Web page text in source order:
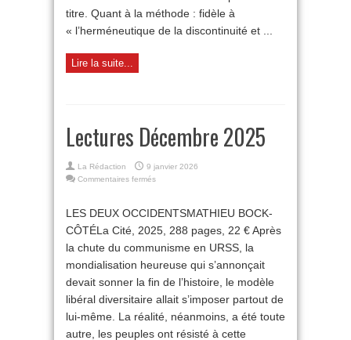
titre. Quant à la méthode : fidèle à
« l’herméneutique de la discontinuité et ...
Lire la suite...
Lectures Décembre 2025
La Rédaction
9 janvier 2026
Commentaires fermés
2025
LES DEUX OCCIDENTSMATHIEU BOCK-
CÔTÉLa Cité, 2025, 288 pages, 22 € Après
la chute du communisme en URSS, la
mondialisation heureuse qui s’annonçait
devait sonner la fin de l’histoire, le modèle
libéral diversitaire allait s’imposer partout de
lui-même. La réalité, néanmoins, a été toute
autre, les peuples ont résisté à cette